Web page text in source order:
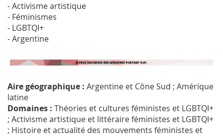
- Activisme artistique
- Féminismes
- LGBTQI+
- Argentine
Aire géographique : Argentine et Cône Sud ; Amérique
latine
Domaines : Théories et cultures féministes et LGBTQI+
; Activisme artistique et littéraire féministes et LGBTQI+
; Histoire et actualité des mouvements féministes et